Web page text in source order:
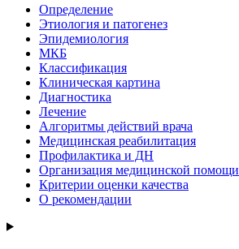
Определение
Этиология и патогенез
Эпидемиология
МКБ
Классификация
Клиническая картина
Диагностика
Лечение
Алгоритмы действий врача
Медицинская реабилитация
Профилактика и ДН
Организация медицинской помощи
Критерии оценки качества
О рекомендации